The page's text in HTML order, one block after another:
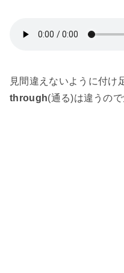
見間違えないように付け
through(通る)は違うの